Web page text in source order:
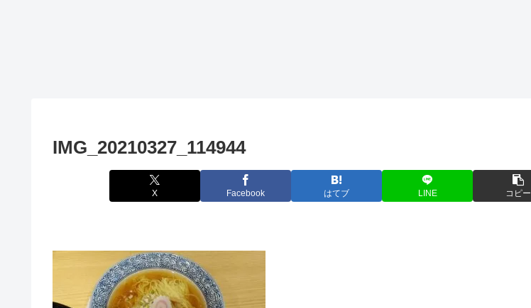
IMG_20210327_114944
X Facebook はてブ LINE コピー